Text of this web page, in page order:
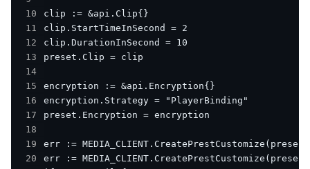
10
11
12
13
14
15
16
17
18
19
20